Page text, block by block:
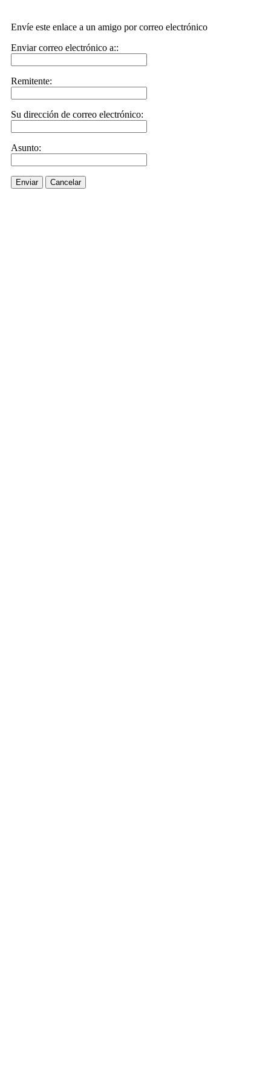
Envíe este enlace a un amigo por correo electrónico
Enviar correo electrónico a::
Remitente:
Su dirección de correo electrónico:
Asunto:
Enviar Cancelar